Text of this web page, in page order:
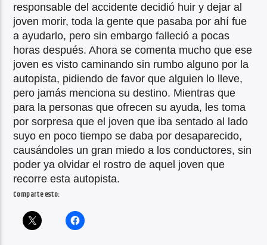
responsable del accidente decidió huir y dejar al
joven morir, toda la gente que pasaba por ahí fue
a ayudarlo, pero sin embargo falleció a pocas
horas después. Ahora se comenta mucho que ese
joven es visto caminando sin rumbo alguno por la
autopista, pidiendo de favor que alguien lo lleve,
pero jamás menciona su destino. Mientras que
para la personas que ofrecen su ayuda, les toma
por sorpresa que el joven que iba sentado al lado
suyo en poco tiempo se daba por desaparecido,
causándoles un gran miedo a los conductores, sin
poder ya olvidar el rostro de aquel joven que
recorre esta autopista.
Comparte esto: